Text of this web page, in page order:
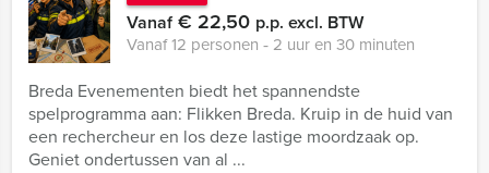
Vanaf€ 22,50 p.p. excl. BTW
Vanaf 12 personen ‐ 2 uur en 30 minuten
Breda Evenementen biedt het spannendste
spelprogramma aan: Flikken Breda. Kruip in de huid van
een rechercheur en los deze lastige moordzaak op.
Geniet ondertussen van al ...